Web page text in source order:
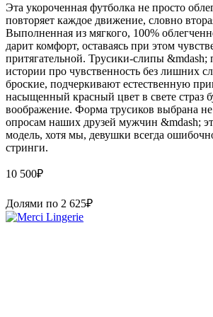
Эта укороченная футболка не просто
повторяет каждое движение, словно
Выполненная из мягкого, 100%
дарит комфорт, оставаясь при этом
притягательной. Трусики-слипы &mdash;
истории про чувственность без лишних
броские, подчеркивают естественную
насыщенный красный цвет в свете страз
воображение. Форма трусиков выбрана
опросам наших друзей мужчин &mdash;
модель, хотя мы, девушки всегда
стринги.
10 500₽
Долями по 2 625₽